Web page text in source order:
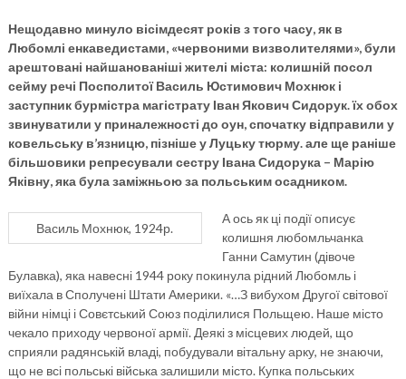
Нещодавно минуло вісімдесят років з того часу, як в
Любомлі енкаведистами, «червоними визволителями», були
арештовані найшанованіші жителі міста: колишній посол
сейму речі Посполитої Василь Юстимович Мохнюк і
заступник бурмістра магістрату Іван Якович Сидорук. їх обох
звинуватили у приналежності до оун, спочатку відправили у
ковельську в’язницю, пізніше у Луцьку тюрму. але ще раніше
більшовики репресували сестру Івана Сидорука – Марію
Яківну, яка була заміжньою за польським осадником.
Василь Мохнюк, 1924р.
А ось як ці події описує
колишня любомльчанка
Ганни Самутин (дівоче
Булавка), яка навесні 1944 року покинула рідний Любомль і
виїхала в Сполучені Штати Америки. «…З вибухом Другої світової
війни німці і Совєтський Союз поділилися Польщею. Наше місто
чекало приходу червоної армії. Деякі з місцевих людей, що
сприяли радянській владі, побудували вітальну арку, не знаючи,
що не всі польські війська залишили місто. Купка польських